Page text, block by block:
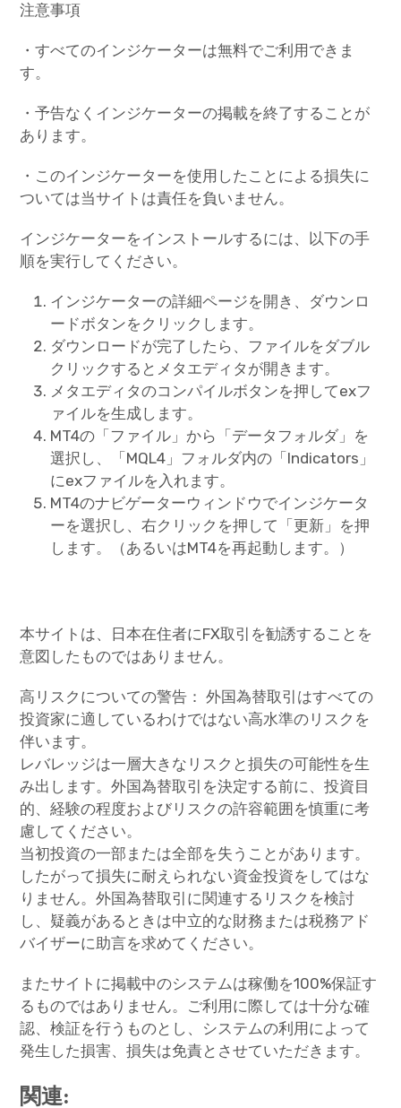
注意事項
・すべてのインジケーターは無料でご利用できま
す。
・予告なくインジケーターの掲載を終了することが
あります。
・このインジケーターを使用したことによる損失に
ついては当サイトは責任を負いません。
インジケーターをインストールするには、以下の手
順を実行してください。
インジケーターの詳細ページを開き、ダウンロ
ードボタンをクリックします。
ダウンロードが完了したら、ファイルをダブル
クリックするとメタエディタが開きます。
メタエディタのコンパイルボタンを押してexフ
ァイルを生成します。
MT4の「ファイル」から「データフォルダ」を
選択し、「MQL4」フォルダ内の「Indicators」
にexファイルを入れます。
MT4のナビゲーターウィンドウでインジケータ
ーを選択し、右クリックを押して「更新」を押
します。（あるいはMT4を再起動します。）
本サイトは、日本在住者にFX取引を勧誘することを
意図したものではありません。
高リスクについての警告： 外国為替取引はすべての
投資家に適しているわけではない高水準のリスクを
伴います。
レバレッジは一層大きなリスクと損失の可能性を生
み出します。外国為替取引を決定する前に、投資目
的、経験の程度およびリスクの許容範囲を慎重に考
慮してください。
当初投資の一部または全部を失うことがあります。
したがって損失に耐えられない資金投資をしてはな
りません。外国為替取引に関連するリスクを検討
し、疑義があるときは中立的な財務または税務アド
バイザーに助言を求めてください。
またサイトに掲載中のシステムは稼働を100%保証す
るものではありません。ご利用に際しては十分な確
認、検証を行うものとし、システムの利用によって
発生した損害、損失は免責とさせていただきます。
関連: